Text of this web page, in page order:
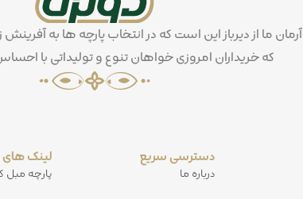
آرمان ما از دیرباز این است که در انتخاب پارچه ها به
که خریداران امروزی خواهان تنوع و تولیداتی با
دسترسی سریع
درباره ما
لینک
پارچه مبل